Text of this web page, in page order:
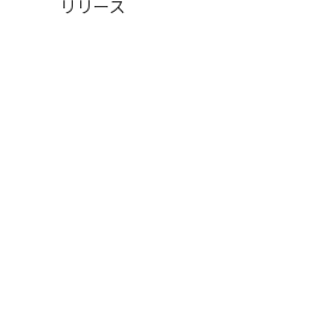
リリース